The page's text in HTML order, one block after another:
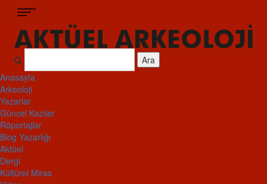
Ara
Anasayfa
Arkeoloji
Yazarlar
Güncel Kazılar
Röportajlar
Blog Yazarlığı
Aktüel
Dergi
Kültürel Miras